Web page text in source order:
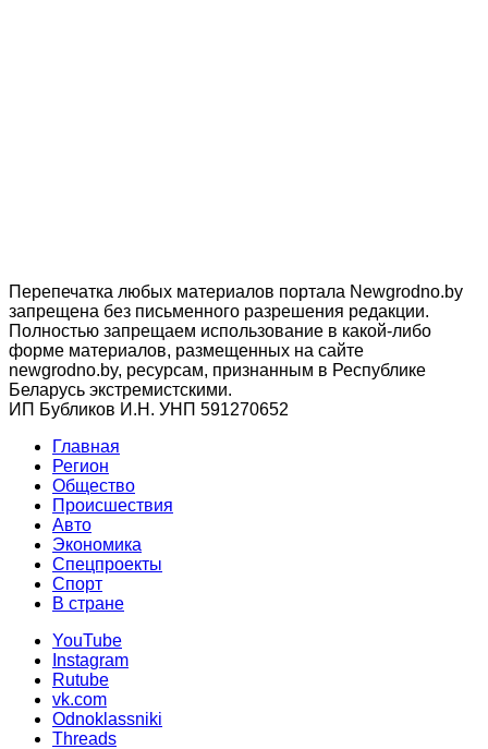
Перепечатка любых материалов портала Newgrodno.by
запрещена без письменного разрешения редакции.
Полностью запрещаем использование в какой-либо
форме материалов, размещенных на сайте
newgrodno.by, ресурсам, признанным в Республике
Беларусь экстремистскими.
ИП Бубликов И.Н. УНП 591270652
Главная
Регион
Общество
Происшествия
Авто
Экономика
Спецпроекты
Cпорт
В стране
YouTube
Instagram
Rutube
vk.com
Odnoklassniki
Threads